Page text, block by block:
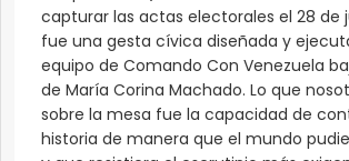
capturar las actas electorales el 28 de
fue una gesta cívica diseñada y
equipo de Comando Con Venezuela
de María Corina Machado. Lo que
sobre la mesa fue la capacidad de
historia de manera que el mundo